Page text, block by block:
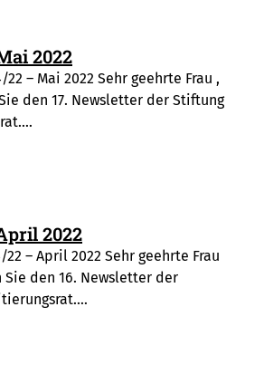
2022
– Mai 2022 Sehr geehrte Frau ,
den 17. Newsletter der Stiftung
2022
– April 2022 Sehr geehrte Frau
den 16. Newsletter der